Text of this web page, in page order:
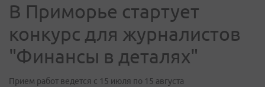
В Приморье стартует
конкурс для журналистов
"Финансы в деталях"
Прием работ ведется с 15 июля по 15 августа